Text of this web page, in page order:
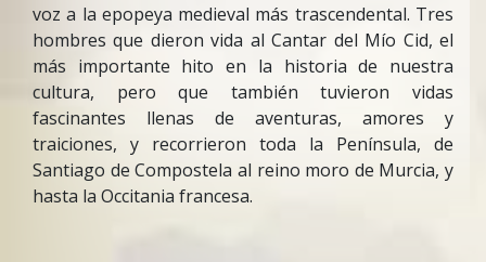
voz a la epopeya medieval más trascendental. Tres
hombres que dieron vida al Cantar del Mío Cid, el
más importante hito en la historia de nuestra
cultura, pero que también tuvieron vidas
fascinantes llenas de aventuras, amores y
traiciones, y recorrieron toda la Península, de
Santiago de Compostela al reino moro de Murcia, y
hasta la Occitania francesa.